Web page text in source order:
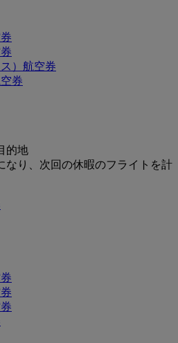
）航空券
券
的地
なり、次回の休暇のフライトを計